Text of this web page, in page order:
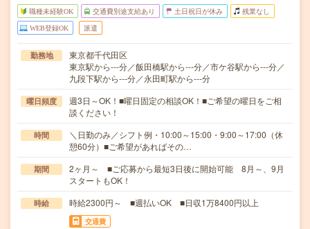
職種未経験OK 交通費別途支給あり 土日祝日が休み 残業なし
WEB登録OK 派遣
勤務地
東京都千代田区
東京駅から---分／飯田橋駅から---分／市ケ谷駅から---分／
九段下駅から---分／永田町駅から---分
曜日頻度
週3日～OK！■曜日固定の相談OK！■ご希望の曜日をご相
談ください！
時間
＼日勤のみ／シフト例・10:00～15:00・9:00～17:00（休
憩60分）■ご希望があればその…
期間
2ヶ月～ ■ご応募から最短3日後に開始可能 8月～、9月
スタートもOK！
時給 時給2300円～ ■週払いOK ■日収1万8400円以上
交通費